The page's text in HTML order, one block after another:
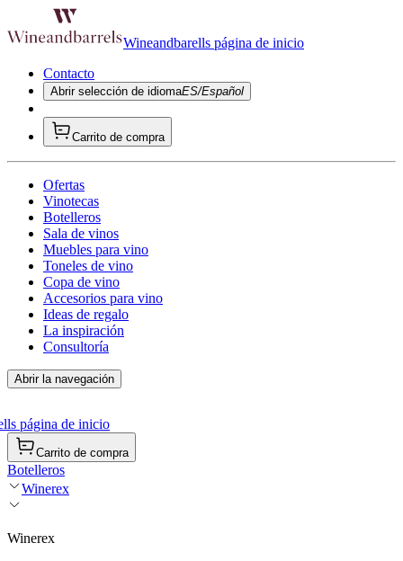
Wineandbarells página de inicio
Contacto
Abrir selección de idiomaES/Español
Carrito de compra
Ofertas
Vinotecas
Botelleros
Sala de vinos
Muebles para vino
Toneles de vino
Copa de vino
Accesorios para vino
Ideas de regalo
La inspiración
Consultoría
Abrir la navegación
página de inicio
Carrito de compra
Botelleros
Winerex
Winerex